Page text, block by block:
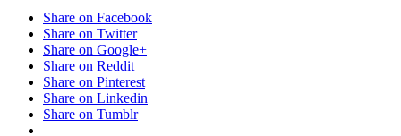
Share on Facebook
Share on Twitter
Share on Google+
Share on Reddit
Share on Pinterest
Share on Linkedin
Share on Tumblr